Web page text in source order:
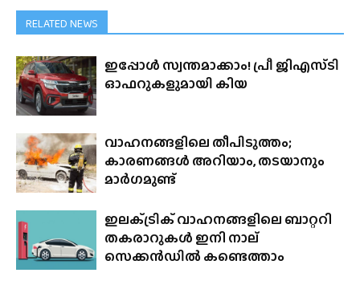
RELATED NEWS
ഇപ്പോൾ സ്വന്തമാക്കാം! പ്രീ ജിഎസ്‌ടി
ഓഫറുകളുമായി കിയ
വാഹനങ്ങളിലെ തീപിടുത്തം;
കാരണങ്ങൾ അറിയാം, തടയാനും
മാർഗമുണ്ട്
ഇലക്‌ട്രിക് വാഹനങ്ങളിലെ ബാറ്ററി
തകരാറുകൾ ഇനി നാല്
സെക്കൻഡിൽ കണ്ടെത്താം